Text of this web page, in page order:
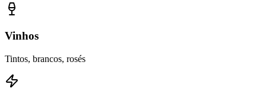
Vinhos
Tintos, brancos, rosés